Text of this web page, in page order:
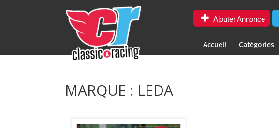
Ajouter Annonce
Accueil Catégories
MARQUE : LEDA